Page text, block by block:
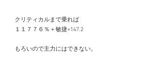
クリティカルまで乗れば
１１７７６％＋敏捷×147.2
もろいので主力にはできない。